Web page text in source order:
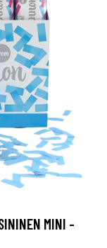
MINI -